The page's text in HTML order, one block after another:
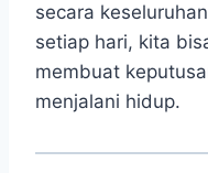
secara
setiap hari, kita
membuat
menjalani hidup.